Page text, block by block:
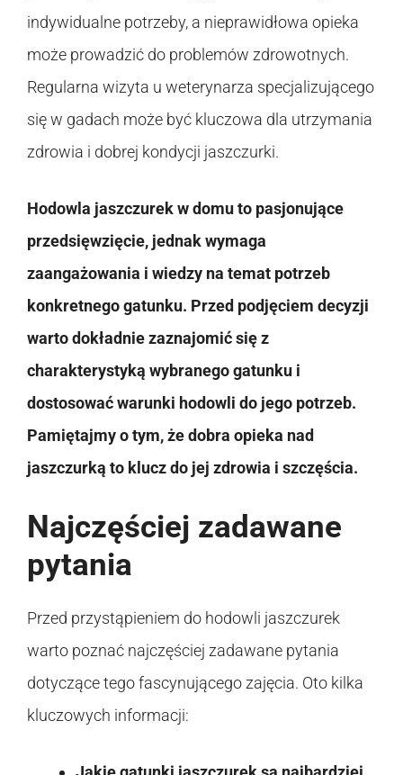
indywidualne potrzeby, a nieprawidłowa opieka
może prowadzić do problemów zdrowotnych.
Regularna wizyta u weterynarza specjalizującego
się w gadach może być kluczowa dla utrzymania
zdrowia i dobrej kondycji jaszczurki.
Hodowla jaszczurek w domu to pasjonujące
przedsięwzięcie, jednak wymaga
zaangażowania i wiedzy na temat potrzeb
konkretnego gatunku. Przed podjęciem decyzji
warto dokładnie zaznajomić się z
charakterystyką wybranego gatunku i
dostosować warunki hodowli do jego potrzeb.
Pamiętajmy o tym, że dobra opieka nad
jaszczurką to klucz do jej zdrowia i szczęścia.
Najczęściej zadawane
pytania
Przed przystąpieniem do hodowli jaszczurek
warto poznać najczęściej zadawane pytania
dotyczące tego fascynującego zajęcia. Oto kilka
kluczowych informacji: